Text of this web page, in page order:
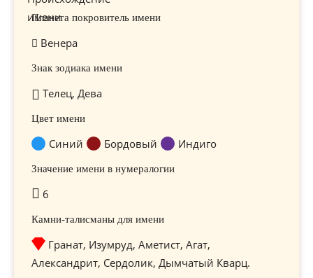
Планета покровитель имени
Венера
Знак зодиака имени
Телец, Дева
Цвет имени
Синий Бордовый Индиго
Значение имени в нумералогии
6
Камни-талисманы для имени
Гранат, Изумруд, Аметист, Агат,
Александрит, Сердолик, Дымчатый Кварц.